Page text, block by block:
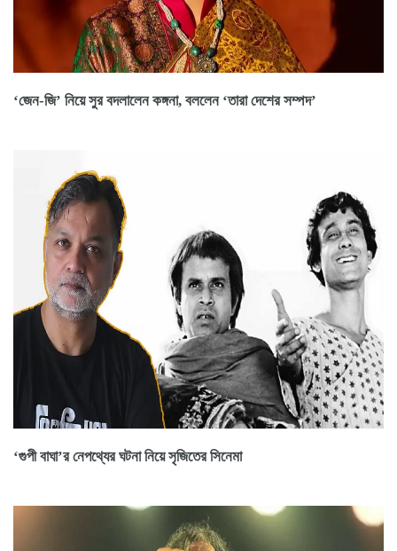
‘জেন-জি’ নিয়ে সুর বদলালেন কঙ্গনা, বললেন ‘তারা দেশের সম্পদ’
‘গুপী বাঘা’র নেপথ্যের ঘটনা নিয়ে সৃজিতের সিনেমা